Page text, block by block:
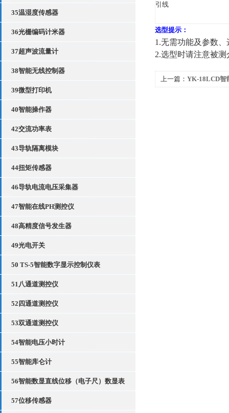
35温湿度传感器
36光栅编码计米器
37超声波流量计
38智能无线控制器
39微型打印机
40智能操作器
42交流功率表
43导轨隔离模块
44扭矩传感器
46导轨电流电压采集器
47智能在线PH测控仪
48高精度信号发生器
49光电开关
50 TS-5智能数字显示控制仪表
51八通道测控仪
52四通道测控仪
53双通道测控仪
54智能电压小时计
55智能库仑计
56智能数显直线位移（电子尺）数显表
57位移传感器
引线
选型提示：
1.无需功能及参数、
2.选型时请注意被
上一篇： YK-18LCD智